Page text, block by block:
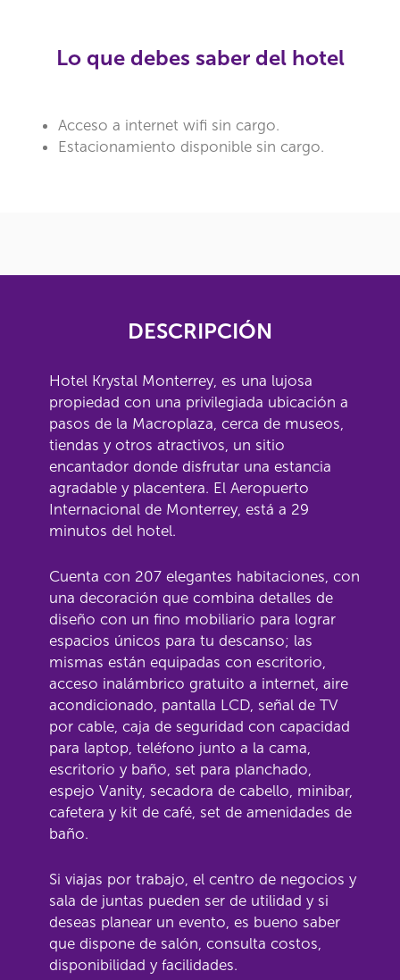
Lo que debes saber del hotel
Acceso a internet wifi sin cargo.
Estacionamiento disponible sin cargo.
DESCRIPCIÓN
Hotel Krystal Monterrey, es una lujosa
propiedad con una privilegiada ubicación a
pasos de la Macroplaza, cerca de museos,
tiendas y otros atractivos, un sitio
encantador donde disfrutar una estancia
agradable y placentera. El Aeropuerto
Internacional de Monterrey, está a 29
minutos del hotel.
Cuenta con 207 elegantes habitaciones, con
una decoración que combina detalles de
diseño con un fino mobiliario para lograr
espacios únicos para tu descanso; las
mismas están equipadas con escritorio,
acceso inalámbrico gratuito a internet, aire
acondicionado, pantalla LCD, señal de TV
por cable, caja de seguridad con capacidad
para laptop, teléfono junto a la cama,
escritorio y baño, set para planchado,
espejo Vanity, secadora de cabello, minibar,
cafetera y kit de café, set de amenidades de
baño.
Si viajas por trabajo, el centro de negocios y
sala de juntas pueden ser de utilidad y si
deseas planear un evento, es bueno saber
que dispone de salón, consulta costos,
disponibilidad y facilidades.